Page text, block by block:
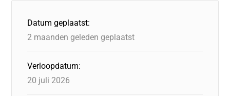
Datum geplaatst:
2 maanden geleden geplaatst
Verloopdatum:
20 juli 2026